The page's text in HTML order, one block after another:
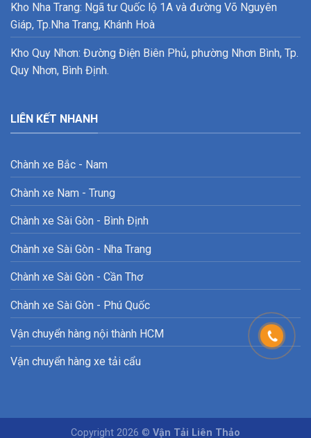
Kho Nha Trang: Ngã tư Quốc lộ 1A và đường Võ Nguyên
Giáp, Tp.Nha Trang, Khánh Hoà
Kho Quy Nhơn: Đường Điện Biên Phủ, phường Nhơn Bình, Tp.
Quy Nhơn, Bình Định.
LIÊN KẾT NHANH
Chành xe Bắc - Nam
Chành xe Nam - Trung
Chành xe Sài Gòn - Bình Định
Chành xe Sài Gòn - Nha Trang
Chành xe Sài Gòn - Cần Thơ
Chành xe Sài Gòn - Phú Quốc
Vận chuyển hàng nội thành HCM
Vận chuyển hàng xe tải cẩu
Copyright 2026 © Vận Tải Liên Thảo